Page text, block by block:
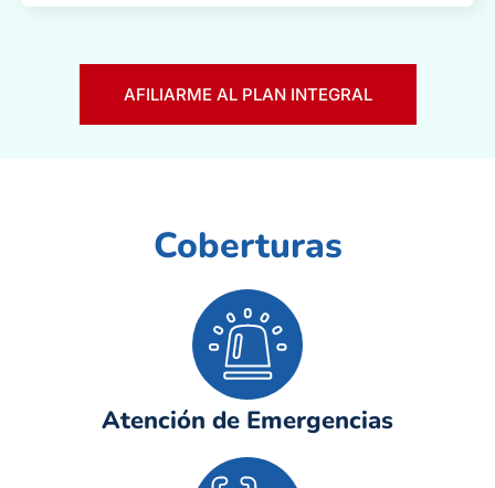
AFILIARME AL PLAN INTEGRAL
Coberturas
Atención de Emergencias